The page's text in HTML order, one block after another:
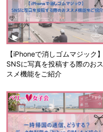
【iPhoneで消しゴムマジック】
SNSに写真を投稿する際のおス
スメ機能をご紹介